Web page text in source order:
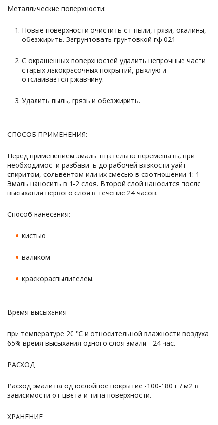
Металлические поверхности:
Новые поверхности очистить от пыли, грязи, окалины,
обезжирить. Загрунтовать грунтовкой гф 021
С окрашенных поверхностей удалить непрочные части
старых лакокрасочных покрытий, рыхлую и
отслаивается ржавчину.
Удалить пыль, грязь и обезжирить.
СПОСОБ ПРИМЕНЕНИЯ:
Перед применением эмаль тщательно перемешать, при
необходимости разбавить до рабочей вязкости уайт-
спиритом, сольвентом или их смесью в соотношении 1: 1.
Эмаль наносить в 1-2 слоя. Второй слой наносится после
высыхания первого слоя в течение 24 часов.
Способ нанесения:
кистью
валиком
краскораспылителем.
Время высыхания
при температуре 20 ℃ и относительной влажности воздуха
65% время высыхания одного слоя эмали - 24 час.
РАСХОД
Расход эмали на однослойное покрытие -100-180 г / м2 в
зависимости от цвета и типа поверхности.
ХРАНЕНИЕ